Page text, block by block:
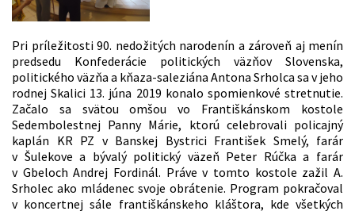
Pri príležitosti 90. nedožitých narodenín a zároveň aj menín
predsedu Konfederácie politických väzňov Slovenska,
politického väzňa a kňaza-saleziána Antona Srholca sa v jeho
rodnej Skalici 13. júna 2019 konalo spomienkové stretnutie.
Začalo sa svätou omšou vo Františkánskom kostole
Sedembolestnej Panny Márie, ktorú celebrovali policajný
kaplán KR PZ v Banskej Bystrici František Smelý, farár
v Šulekove a bývalý politický väzeň Peter Rúčka a farár
v Gbeloch Andrej Fordinál. Práve v tomto kostole zažil A.
Srholec ako mládenec svoje obrátenie. Program pokračoval
v koncertnej sále františkánskeho kláštora, kde všetkých